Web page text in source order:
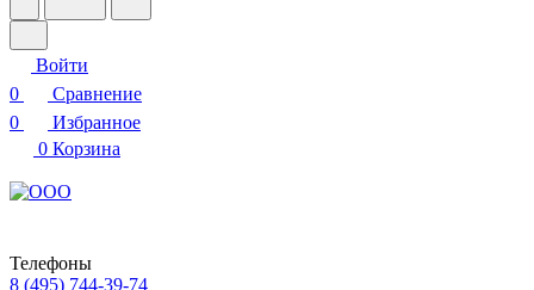
Войти
0
Сравнение
0
Избранное
0 Корзина
Телефоны
8 (495) 744-39-74